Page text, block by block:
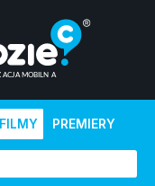
FILMY PREMIERY